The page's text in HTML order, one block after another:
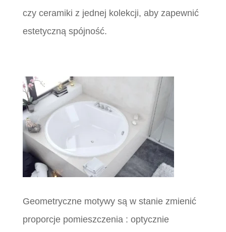
czy ceramiki z jednej kolekcji, aby zapewnić
estetyczną spójność.
Geometryczne motywy są w stanie zmienić
proporcje pomieszczenia : optycznie